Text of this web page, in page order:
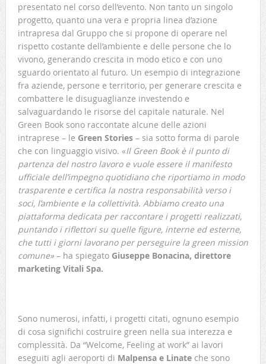
presentato nel corso dell’evento. Non tanto un singolo
progetto, quanto una vera e propria linea d’azione
intrapresa dal Gruppo che si propone di operare nel
rispetto costante dell’ambiente e delle persone che lo
vivono, generando crescita in modo etico e con uno
sguardo orientato al futuro. Un esempio di integrazione
fra aziende, persone e territorio, per generare crescita e
combattere le disuguaglianze investendo e
salvaguardando le risorse del capitale naturale. Nel
Green Book sono raccontate alcune delle azioni
intraprese – le Green Stories– sia sotto forma di parole
che con linguaggio visivo. «Il Green Book è il punto di
partenza del nostro lavoro e vuole essere il manifesto
ufficiale dell’impegno quotidiano che riportiamo in modo
trasparente e certifica la nostra responsabilità verso i
soci, l’ambiente e la collettività. Abbiamo creato una
piattaforma dedicata per raccontare i progetti realizzati,
puntando i riflettori su quelle figure, interne ed esterne,
che tutti i giorni lavorano per perseguire la green mission
comune»– ha spiegato Giuseppe Bonacina, direttore
marketing Vitali Spa.
Sono numerosi, infatti, i progetti citati, ognuno esempio
di cosa significhi costruire green nella sua interezza e
complessità. Da “Welcome, Feeling at work” ai lavori
eseguiti agli aeroporti di Malpensa e Linateche sono